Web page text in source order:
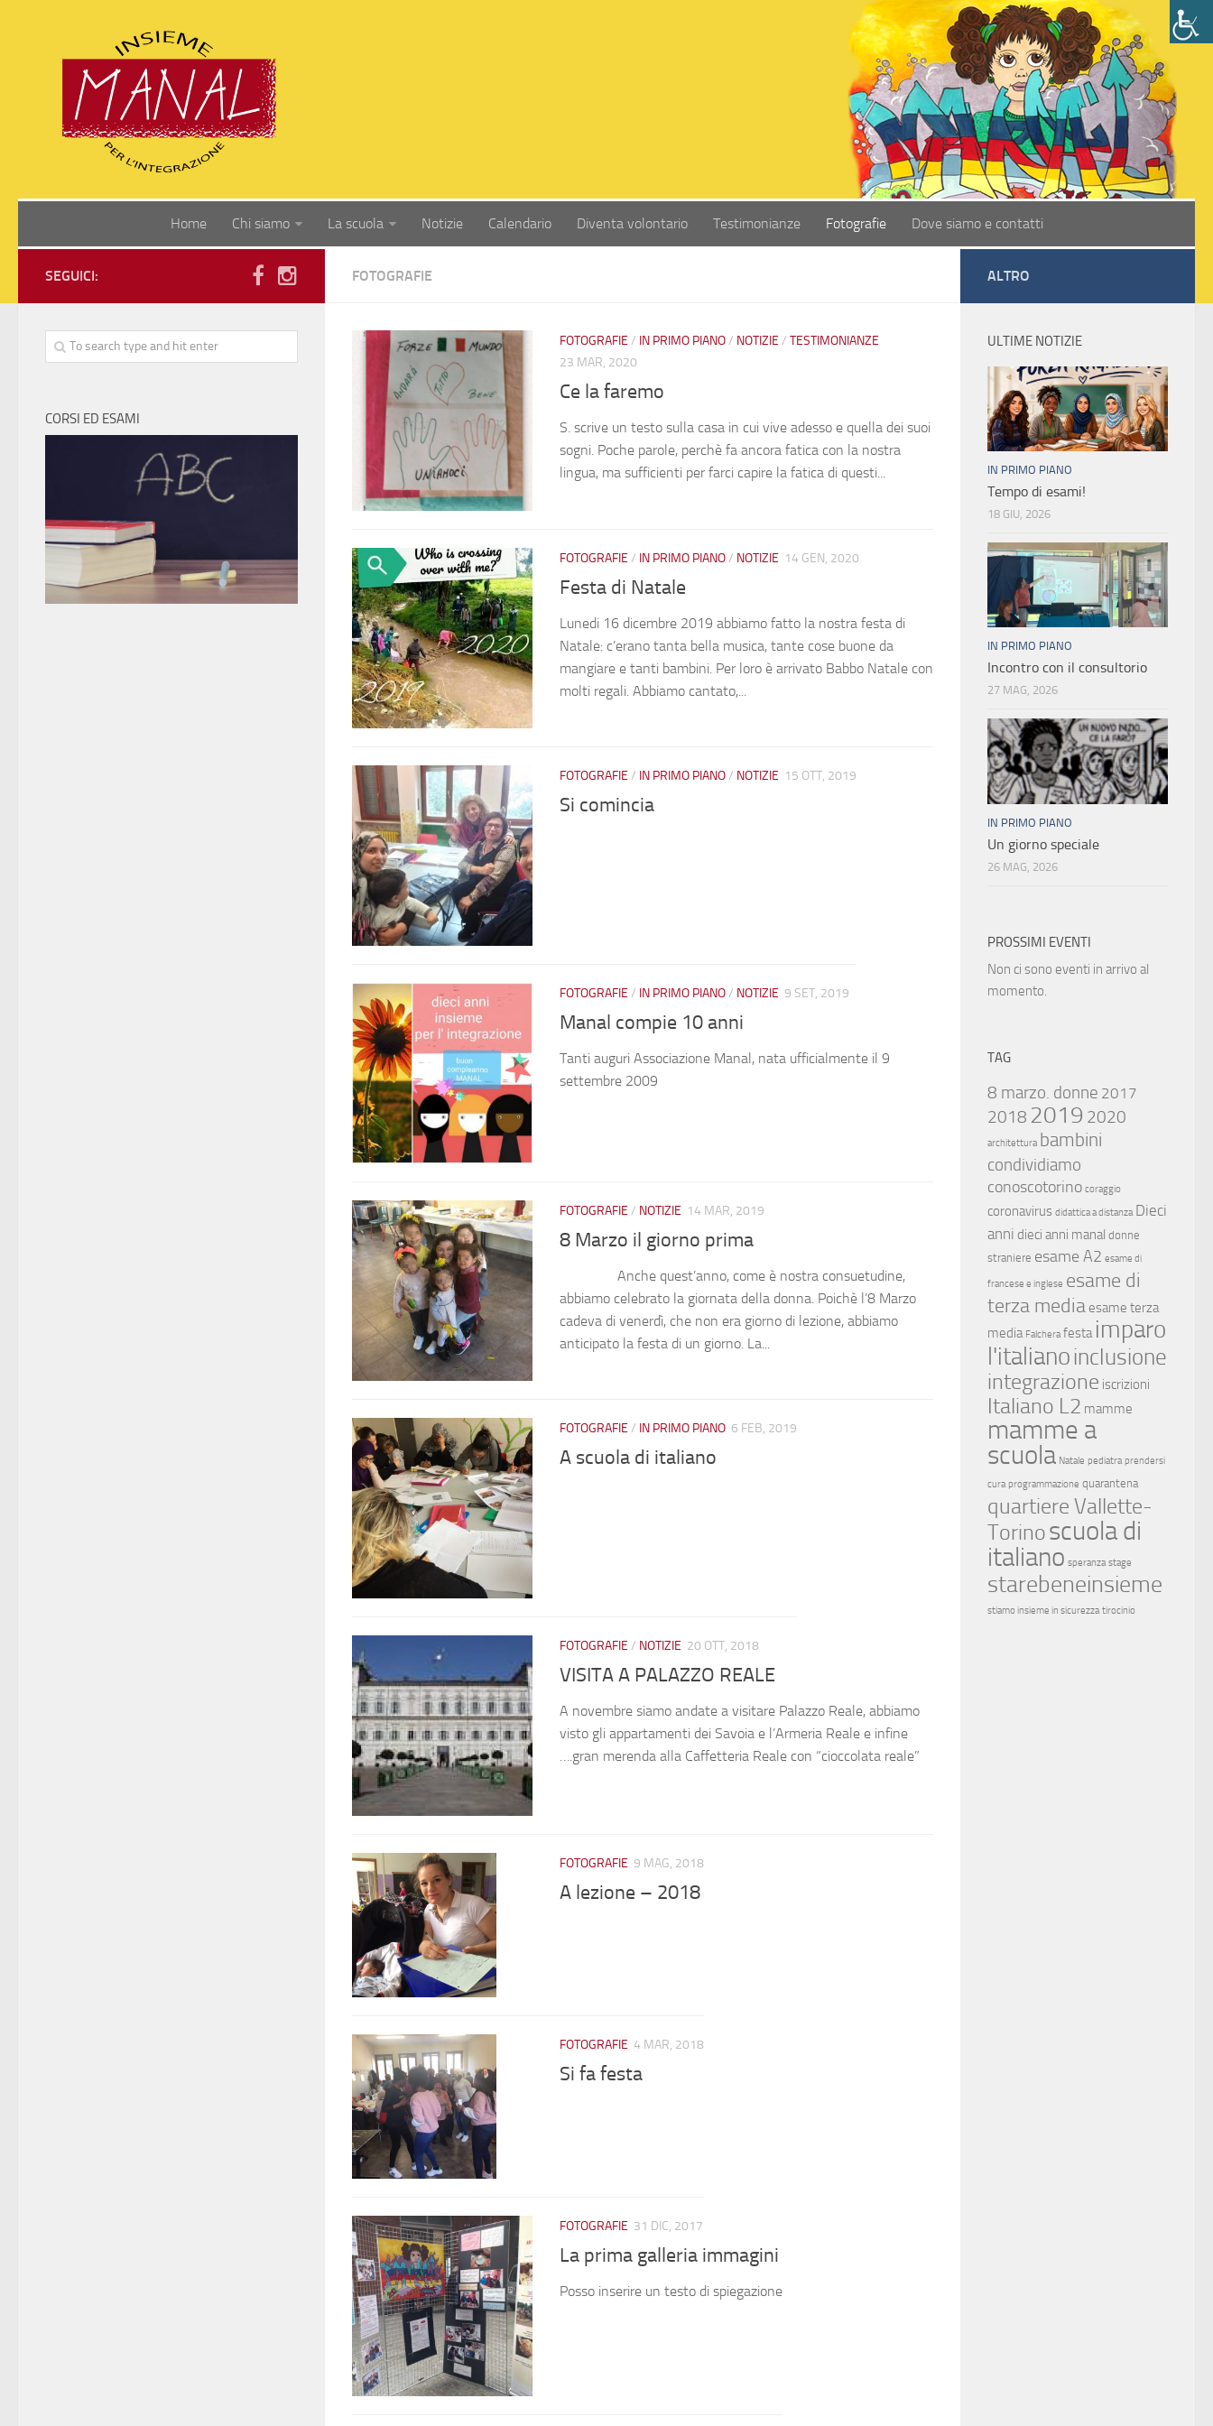
Home Chi siamo La scuola Notizie Calendario Diventa volontario Testimonianze Fotografie Dove siamo e contatti
FOTOGRAFIE
FOTOGRAFIE / IN PRIMO PIANO/ NOTIZIE / TESTIMONIANZE
23 MAR, 2020
Ce la faremo
S. scrive un testo sulla casa in cui vive adesso e quella dei suoi
sogni. Poche parole, perchè fa ancora fatica con la nostra
lingua, ma sufficienti per farci capire la fatica di questi...
FOTOGRAFIE / IN PRIMO PIANO/ NOTIZIE 14 GEN, 2020
Festa di Natale
Lunedi 16 dicembre 2019 abbiamo fatto la nostra festa di
Natale: c’erano tanta bella musica, tante cose buone da
mangiare e tanti bambini. Per loro è arrivato Babbo Natale con
molti regali. Abbiamo cantato,...
FOTOGRAFIE / IN PRIMO PIANO/ NOTIZIE 15 OTT, 2019
Si comincia
FOTOGRAFIE / IN PRIMO PIANO/ NOTIZIE 9 SET, 2019
Manal compie 10 anni
Tanti auguri Associazione Manal, nata ufficialmente il 9
settembre 2009
FOTOGRAFIE / NOTIZIE 14 MAR, 2019
8 Marzo il giorno prima
Anche quest’anno, come è nostra consuetudine,
abbiamo celebrato la giornata della donna. Poichè l’8 Marzo
cadeva di venerdì, che non era giorno di lezione, abbiamo
anticipato la festa di un giorno. La...
FOTOGRAFIE / IN PRIMO PIANO 6 FEB, 2019
A scuola di italiano
FOTOGRAFIE / NOTIZIE 20 OTT, 2018
VISITA A PALAZZO REALE
A novembre siamo andate a visitare Palazzo Reale, abbiamo
visto gli appartamenti dei Savoia e l’Armeria Reale e infine
….gran merenda alla Caffetteria Reale con “cioccolata reale”
FOTOGRAFIE 9 MAG, 2018
A lezione – 2018
FOTOGRAFIE 4 MAR, 2018
Si fa festa
FOTOGRAFIE 31 DIC, 2017
La prima galleria immagini
Posso inserire un testo di spiegazione
SEGUICI:
CORSI ED ESAMI
ALTRO
ULTIME NOTIZIE
IN PRIMO PIANO
Tempo di esami!
18 GIU, 2026
IN PRIMO PIANO
Incontro con il consultorio
27 MAG, 2026
IN PRIMO PIANO
Un giorno speciale
26 MAG, 2026
PROSSIMI EVENTI
Non ci sono eventi in arrivo al
momento.
TAG
8 marzo. donne 2017
2018 2019 2020
architettura bambini
condividiamo
conoscotorino coraggio
coronavirus didattica a distanza Dieci
anni dieci anni manal donne
straniere esame A2 esame di
francese e inglese esame di
terza media esame terza
media Falchera festa imparo
l'italiano inclusione
integrazione iscrizioni
Italiano L2 mamme
mamme a
scuola Natale pediatra prendersi
cura programmazione quarantena
quartiere Vallette-
Torinoscuola di
italiano speranza stage
starebeneinsieme
stiamo insieme in sicurezza tirocinio